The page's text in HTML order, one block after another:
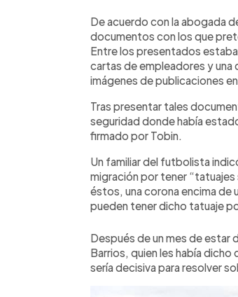
De acuerdo con la abogada
documentos con los que
Entre los presentados
cartas de empleadores y
imágenes de publicaciones
Tras presentar tales
seguridad donde había
firmado por Tobin.
Un familiar del futbolista
migración por tener
éstos, una corona encima de
pueden tener dicho tatuaje
Después de un mes de estar
Barrios, quien les había dicho
sería decisiva para resolver